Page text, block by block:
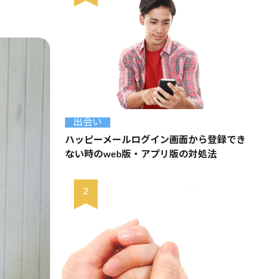
出会い
ハッピーメールログイン画面から登録でき
ない時のweb版・アプリ版の対処法